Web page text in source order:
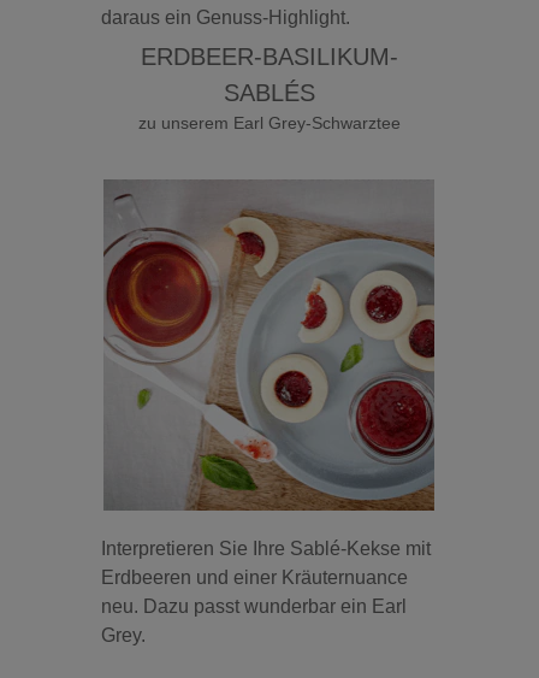
daraus ein Genuss-Highlight.
ERDBEER-BASILIKUM-
SABLÉS
zu unserem Earl Grey-Schwarztee
Interpretieren Sie Ihre Sablé-Kekse mit
Erdbeeren und einer Kräuternuance
neu. Dazu passt wunderbar ein Earl
Grey.